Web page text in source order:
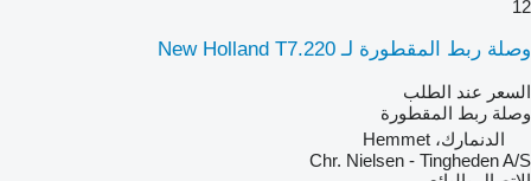
12
وصلة ربط المقطورة لـ New Holland T7.220
السعر عند الطلب
وصلة ربط المقطورة
الدنمارك، Hemmet
Chr. Nielsen - Tingheden A/S